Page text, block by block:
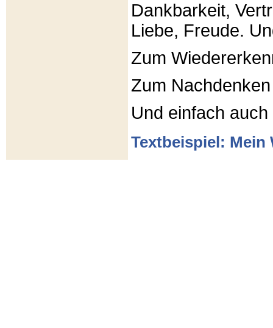
Dankbarkeit,
Liebe, Freude.
Zum
Zum Nachdenken
Und einfach
Textbeispiel: Mein